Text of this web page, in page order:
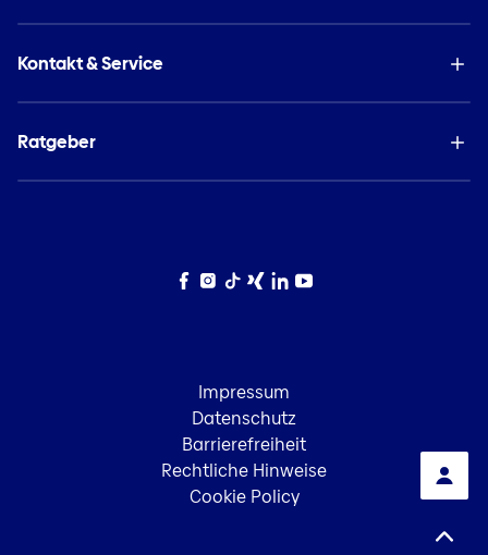
Kontakt & Service
Ratgeber
Facebook
Instagram
TikTokXingLinkedIn
YouTube
Impressum
Datenschutz
Barrierefreiheit
Rechtliche Hinweise
Cookie Policy